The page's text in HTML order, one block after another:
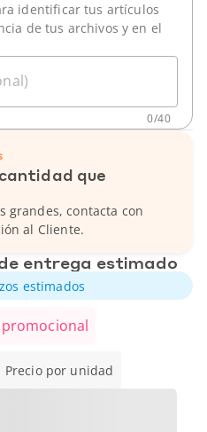
identificar tus artículos
de tus archivos y en el
0/40
que
grandes, contacta con
al Cliente.
entrega estimado
estimados
Precio por unidad